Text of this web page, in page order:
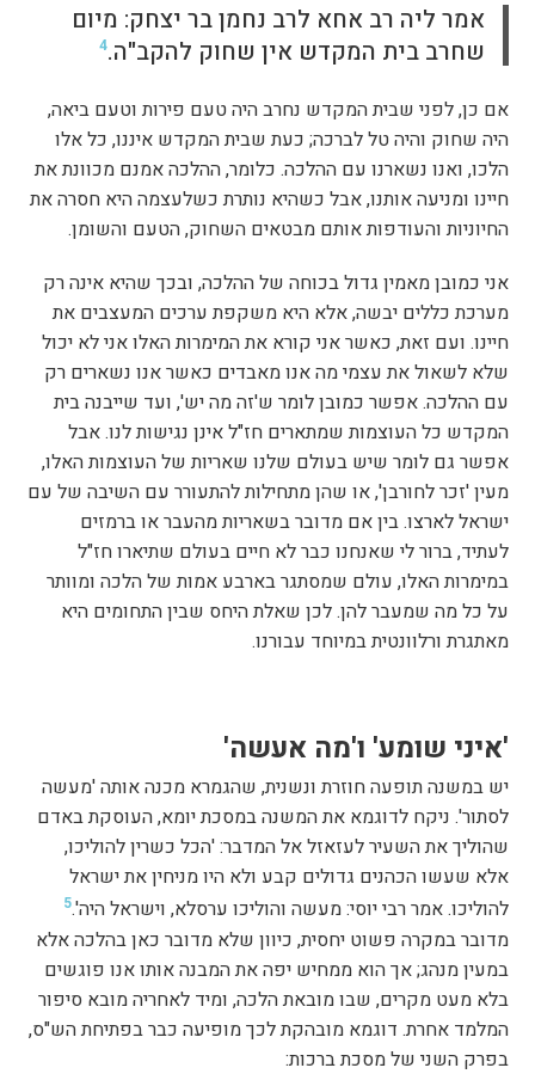
אמר ליה רב אחא לרב נחמן בר יצחק: מיום
שחרב בית המקדש אין שחוק להקב"ה.4
אם כן, לפני שבית המקדש נחרב היה טעם פירות וטעם ביאה,
היה שחוק והיה טל לברכה; כעת שבית המקדש איננו, כל אלו
הלכו, ואנו נשארנו עם ההלכה. כלומר, ההלכה אמנם מכוונת את
חיינו ומניעה אותנו, אבל כשהיא נותרת כשלעצמה היא חסרה את
החיוניות והעודפות אותם מבטאים השחוק, הטעם והשומן.
אני כמובן מאמין גדול בכוחה של ההלכה, ובכך שהיא אינה רק
מערכת כללים יבשה, אלא היא משקפת ערכים המעצבים את
חיינו. ועם זאת, כאשר אני קורא את המימרות האלו אני לא יכול
שלא לשאול את עצמי מה אנו מאבדים כאשר אנו נשארים רק
עם ההלכה. אפשר כמובן לומר ש'זה מה יש', ועד שייבנה בית
המקדש כל העוצמות שמתארים חז"ל אינן נגישות לנו. אבל
אפשר גם לומר שיש בעולם שלנו שאריות של העוצמות האלו,
מעין 'זכר לחורבן', או שהן מתחילות להתעורר עם השיבה של עם
ישראל לארצו. בין אם מדובר בשאריות מהעבר או ברמזים
לעתיד, ברור לי שאנחנו כבר לא חיים בעולם שתיארו חז"ל
במימרות האלו, עולם שמסתגר בארבע אמות של הלכה ומוותר
על כל מה שמעבר להן. לכן שאלת היחס שבין התחומים היא
מאתגרת ורלוונטית במיוחד עבורנו.
'איני שומע' ו'מה אעשה'
יש במשנה תופעה חוזרת ונשנית, שהגמרא מכנה אותה 'מעשה
לסתור'. ניקח לדוגמא את המשנה במסכת יומא, העוסקת באדם
שהוליך את השעיר לעזאזל אל המדבר: 'הכל כשרין להוליכו,
אלא שעשו הכהנים גדולים קבע ולא היו מניחין את ישראל
להוליכו. אמר רבי יוסי: מעשה והוליכו ערסלא, וישראל היה'.5
מדובר במקרה פשוט יחסית, כיוון שלא מדובר כאן בהלכה אלא
במעין מנהג; אך הוא ממחיש יפה את המבנה אותו אנו פוגשים
בלא מעט מקרים, שבו מובאת הלכה, ומיד לאחריה מובא סיפור
המלמד אחרת. דוגמא מובהקת לכך מופיעה כבר בפתיחת הש"ס,
בפרק השני של מסכת ברכות: